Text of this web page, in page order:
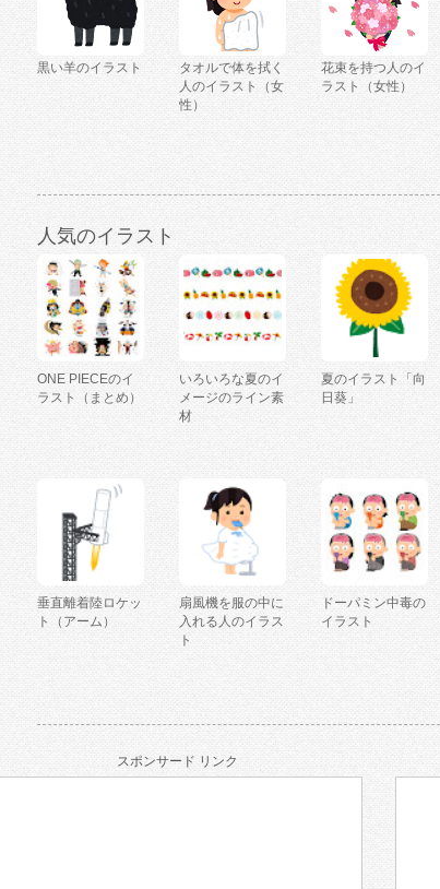
黒い羊のイラスト
タオルで体を拭く
人のイラスト（女
性）
花束を持つ人のイ
ラスト（女性）
人気のイラスト
ONE PIECEのイ
ラスト（まとめ）
いろいろな夏のイ
メージのライン素
材
夏のイラスト「向
日葵」
垂直離着陸ロケッ
ト（アーム）
扇風機を服の中に
入れる人のイラス
ト
ドーパミン中毒の
イラスト
スポンサード リンク